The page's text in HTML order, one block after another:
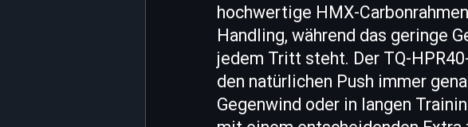
hochwertige HMX-
Handling, während das geringe
jedem Tritt steht. Der TQ-
den natürlichen Push immer
Gegenwind oder in langen